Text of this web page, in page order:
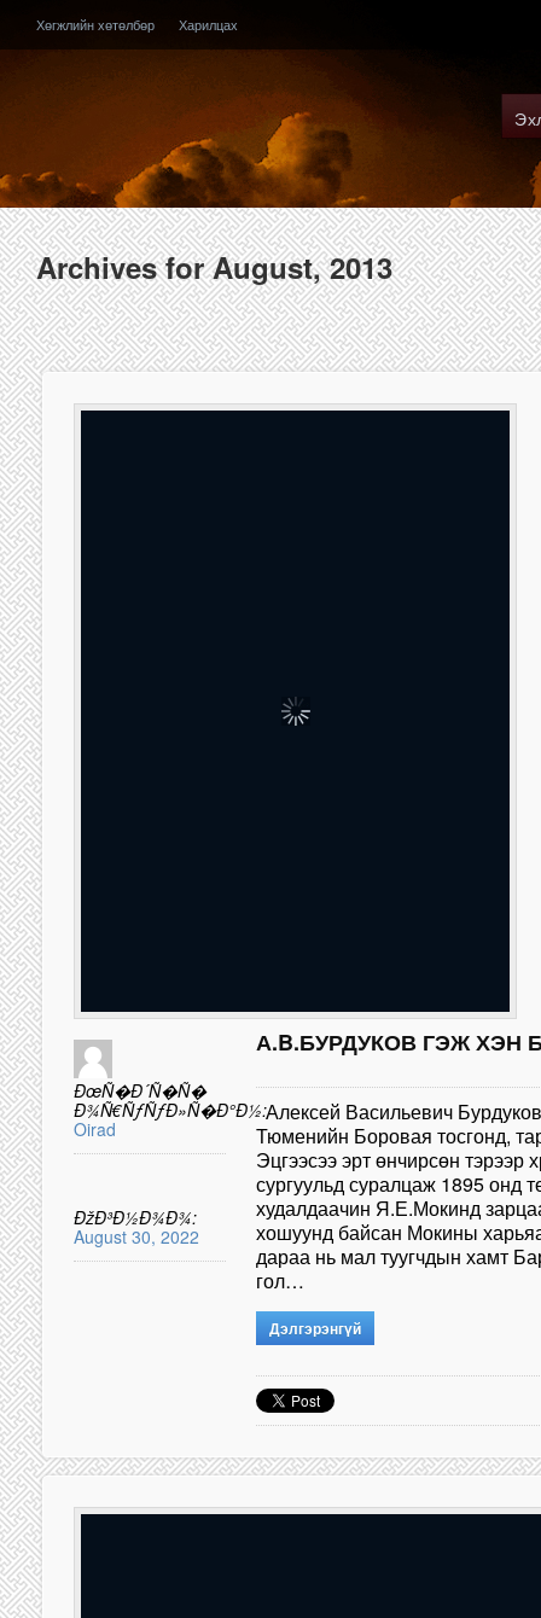
Хөгжлийн хөтөлбөр Харилцах
Archives for August, 2013
ÐœÑ�Ð´Ñ�Ñ�
Ð¾Ñ€ÑƒÑƒÐ»Ñ�Ð°Ð½:
Oirad
ÐžÐ³Ð½Ð¾Ð¾:
August 30, 2022
А.B.БУРДУКОВ ГЭЖ ХЭН
Алексей Васильевич
Тюменийн Боровая тосгонд,
Эцгээсээ эрт өнчирсөн
сургуульд суралцаж 1895 онд
худалдаачин Я.Е.Мокинд
хошуунд байсан Мокины
дараа нь мал туугчдын хамт
гол…
Дэлгэрэнгүй